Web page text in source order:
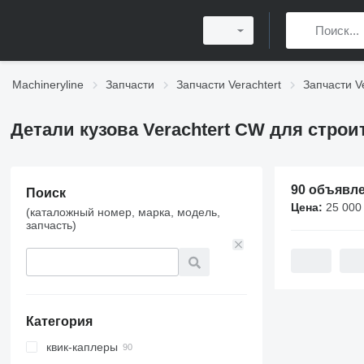
Machineryline Запчасти Запчасти Verachtert Запчасти
Детали кузова Verachtert CW для
Поиск
(каталожный номер, марка, модель,
запчасть)
Категория
квик-каплеры
90
Цена: 25 000